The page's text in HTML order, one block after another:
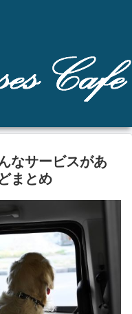
なサービスがあ
まとめ